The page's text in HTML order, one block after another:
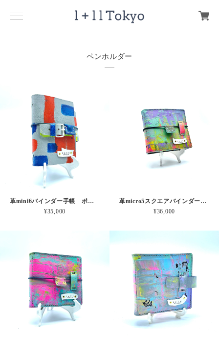
ペンホルダー
革mini6バインダー手帳 ポットくんからのメッセージ 本革
¥35,000
革micro5スクエアバインダー手帳 レインボー波形のうみ 本革
¥36,000